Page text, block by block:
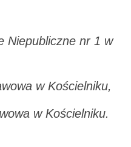
Niepubliczne nr 1 w
w Kościelniku,
w Kościelniku.